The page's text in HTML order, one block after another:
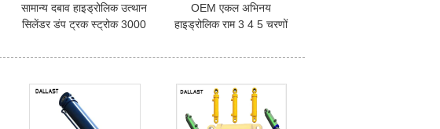
सामान्य दबाव हाइड्रोलिक उत्थान
सिलेंडर डंप ट्रक स्ट्रोक 3000
OEM एकल अभिनय
हाइड्रोलिक राम 3 4 5 चरणों